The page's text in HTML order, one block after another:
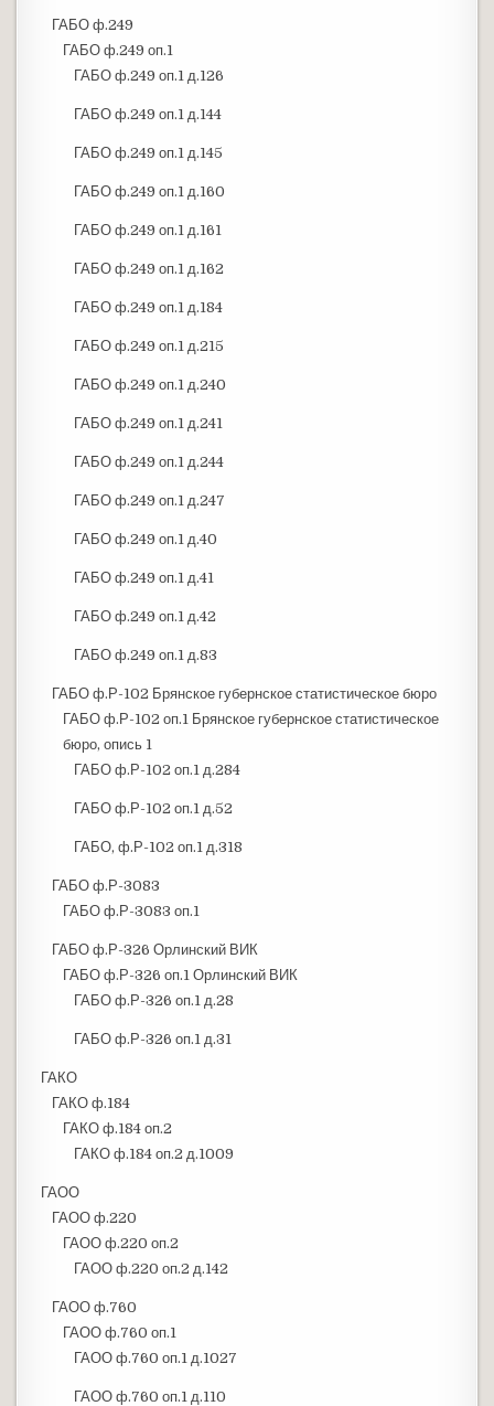
ГАБО ф.249
ГАБО ф.249 оп.1
ГАБО ф.249 оп.1 д.126
ГАБО ф.249 оп.1 д.144
ГАБО ф.249 оп.1 д.145
ГАБО ф.249 оп.1 д.160
ГАБО ф.249 оп.1 д.161
ГАБО ф.249 оп.1 д.162
ГАБО ф.249 оп.1 д.184
ГАБО ф.249 оп.1 д.215
ГАБО ф.249 оп.1 д.240
ГАБО ф.249 оп.1 д.241
ГАБО ф.249 оп.1 д.244
ГАБО ф.249 оп.1 д.247
ГАБО ф.249 оп.1 д.40
ГАБО ф.249 оп.1 д.41
ГАБО ф.249 оп.1 д.42
ГАБО ф.249 оп.1 д.83
ГАБО ф.Р-102 Брянское губернское статистическое бюро
ГАБО ф.Р-102 оп.1 Брянское губернское статистическое
бюро, опись 1
ГАБО ф.Р-102 оп.1 д.284
ГАБО ф.Р-102 оп.1 д.52
ГАБО, ф.Р-102 оп.1 д.318
ГАБО ф.Р-3083
ГАБО ф.Р-3083 оп.1
ГАБО ф.Р-326 Орлинский ВИК
ГАБО ф.Р-326 оп.1 Орлинский ВИК
ГАБО ф.Р-326 оп.1 д.28
ГАБО ф.Р-326 оп.1 д.31
ГАКО
ГАКО ф.184
ГАКО ф.184 оп.2
ГАКО ф.184 оп.2 д.1009
ГАОО
ГАОО ф.220
ГАОО ф.220 оп.2
ГАОО ф.220 оп.2 д.142
ГАОО ф.760
ГАОО ф.760 оп.1
ГАОО ф.760 оп.1 д.1027
ГАОО ф.760 оп.1 д.110